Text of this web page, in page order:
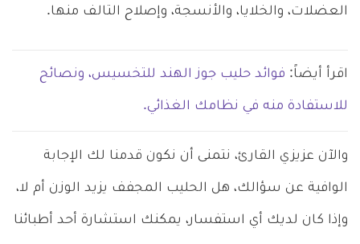
العضلات، والخلايا، والأنسجة، وإصلاح التالف منها.
اقرأ أيضاً: فوائد حليب جوز الهند للتخسيس، ونصائح
للاستفادة منه في نظامك الغذائي.
والآن عزيزي القارئ، نتمنى أن نكون قدمنا لك الإجابة
الوافية عن سؤالك، هل الحليب المجفف يزيد الوزن أم لا،
وإذا كان لديك أي استفسار، يمكنك استشارة أحد أطبائنا